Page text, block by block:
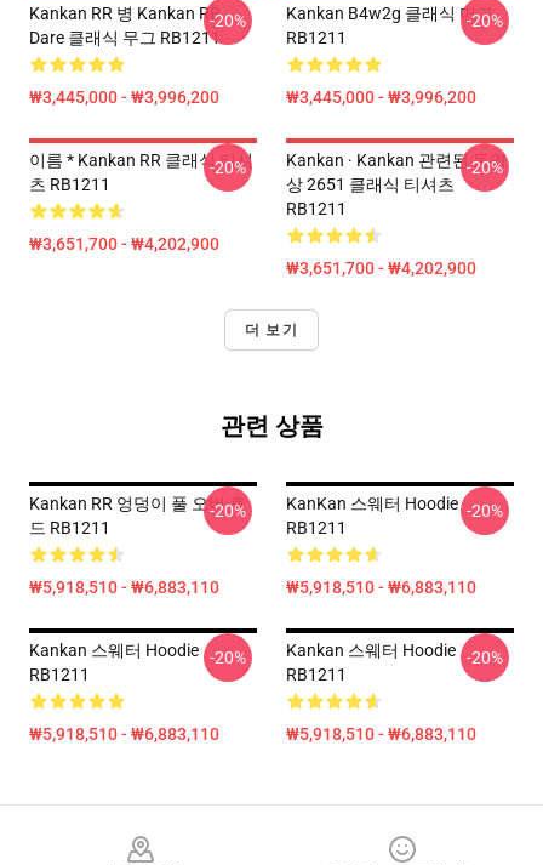
Kankan RR 병 Kankan RR
Dare 클래식 무그 RB1211
₩3,445,000 - ₩3,996,200
-20%
Kankan B4w2g 클래식 머그
RB1211
₩3,445,000 - ₩3,996,200
-20%
이름 * Kankan RR 클래식 티셔
츠 RB1211
₩3,651,700 - ₩4,202,900
-20%
Kankan · Kankan 관련된 동영
상 2651 클래식 티셔츠
RB1211
₩3,651,700 - ₩4,202,900
-20%
더 보기
관련 상품
Kankan RR 엉덩이 풀 오버 후
드 RB1211
₩5,918,510 - ₩6,883,110
-20%
KanKan 스웨터 Hoodie
RB1211
₩5,918,510 - ₩6,883,110
-20%
Kankan 스웨터 Hoodie
RB1211
₩5,918,510 - ₩6,883,110
-20%
Kankan 스웨터 Hoodie
RB1211
₩5,918,510 - ₩6,883,110
-20%